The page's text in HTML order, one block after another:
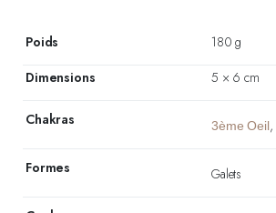
Poids
180 g
Dimensions
5 × 6 cm
Chakras 3ème Oeil,
Formes Galets